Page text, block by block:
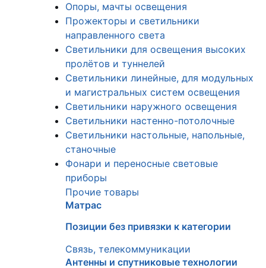
Опоры, мачты освещения
Прожекторы и светильники
направленного света
Светильники для освещения высоких
пролётов и туннелей
Светильники линейные, для модульных
и магистральных систем освещения
Светильники наружного освещения
Светильники настенно-потолочные
Светильники настольные, напольные,
станочные
Фонари и переносные световые
приборы
Прочие товары
Матрас
Позиции без привязки к категории
Связь, телекоммуникации
Антенны и спутниковые технологии